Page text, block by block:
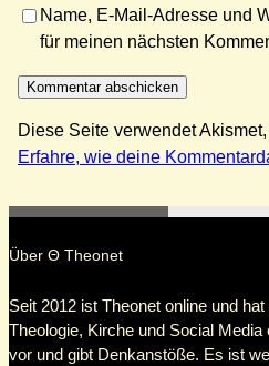
Name, E-Mail-Adresse und
für meinen nächsten
Diese Seite verwendet
Erfahre, wie deine
Über Θ Theonet
Seit 2012 ist Theonet online und
Theologie, Kirche und Social
vor und gibt Denkanstöße. Es ist